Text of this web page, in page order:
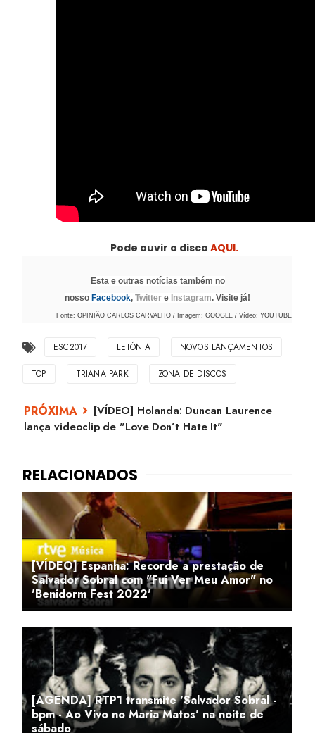
Pode ouvir o disco AQUI.
Esta e outras notícias também no
nosso Facebook, Twitter e Instagram. Visite já!
Fonte: OPINIÃO CARLOS CARVALHO / Imagem: GOOGLE / Vídeo: YOUTUBE
ESC2017 LETÓNIA NOVOS LANÇAMENTOS
TOP TRIANA PARK ZONA DE DISCOS
[VÍDEO] Holanda: Duncan Laurence
lança videoclip de "Love Don’t Hate It"
[VÍDEO] Espanha: Recorde a prestação de
Salvador Sobral com "Fui Ver Meu Amor" no
'Benidorm Fest 2022'
[AGENDA] RTP1 transmite 'Salvador Sobral -
bpm - Ao Vivo no Maria Matos' na noite de
sábado